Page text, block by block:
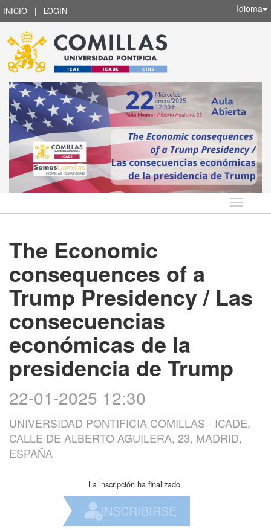
INICIO | LOGIN Idioma
Idioma
The Economic
consequences of a
Trump Presidency / Las
consecuencias
económicas de la
presidencia de Trump
22-01-2025 12:30
UNIVERSIDAD PONTIFICIA COMILLAS - ICADE,
CALLE DE ALBERTO AGUILERA, 23, MADRID,
ESPAÑA
La inscripción ha finalizado.
INSCRIBIRSE